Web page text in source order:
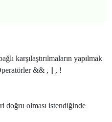
karşılaştırılmaların yapılmak
&& , || , !
doğru olması istendiğinde